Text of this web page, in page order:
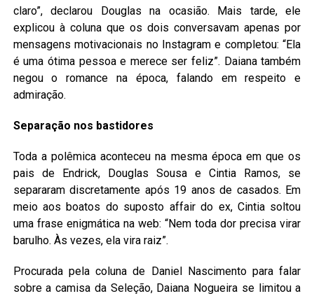
claro”, declarou Douglas na ocasião. Mais tarde, ele
explicou à coluna que os dois conversavam apenas por
mensagens motivacionais no Instagram e completou: “Ela
é uma ótima pessoa e merece ser feliz”. Daiana também
negou o romance na época, falando em respeito e
admiração.
Separação nos bastidores
Toda a polêmica aconteceu na mesma época em que os
pais de Endrick, Douglas Sousa e Cintia Ramos, se
separaram discretamente após 19 anos de casados. Em
meio aos boatos do suposto affair do ex, Cintia soltou
uma frase enigmática na web: “Nem toda dor precisa virar
barulho. Às vezes, ela vira raiz”.
Procurada pela coluna de Daniel Nascimento para falar
sobre a camisa da Seleção, Daiana Nogueira se limitou a